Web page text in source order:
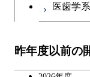
医歯学
昨年度以前の